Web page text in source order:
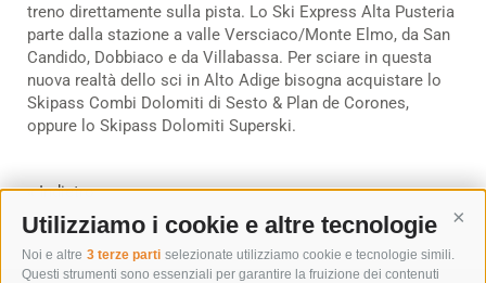
Utilizziamo i cookie e altre tecnologie
Noi e altre 3 terze parti selezionate utilizziamo cookie e tecnologie simili.
Questi strumenti sono essenziali per garantire la fruizione dei contenuti
treno direttamente sulla pista. Lo Ski Express Alta Pusteria
parte dalla stazione a valle Versciaco/Monte Elmo, da San
Candido, Dobbiaco e da Villabassa. Per sciare in questa
nuova realtà dello sci in Alto Adige bisogna acquistare lo
Skipass Combi Dolomiti di Sesto & Plan de Corones,
oppure lo Skipass Dolomiti Superski.
« Indietro